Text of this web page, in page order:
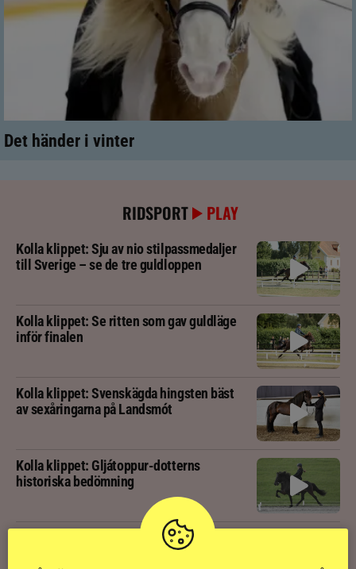
Det händer i vinter
RIDSPORT PLAY
Kolla klippet: Sju av nio stilpassmedaljer
till Sverige – se de tre guldloppen
Kolla klippet: Se ritten som gav guldläge
inför finalen
Kolla klippet: Svenskägda hingsten bäst
av sexåringarna på Landsmót
Kolla klippet: Gljátoppur-dotterns
historiska bedömning
Svensk bakom världens högst bedömda